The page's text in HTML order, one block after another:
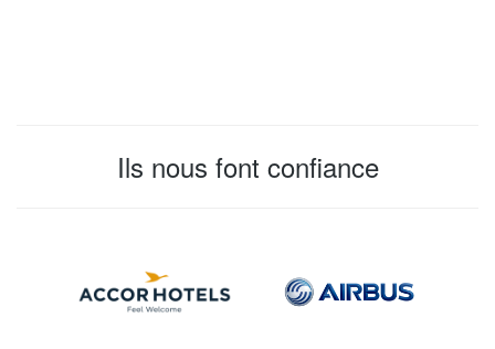
Ils nous font confiance